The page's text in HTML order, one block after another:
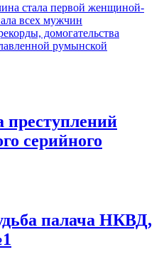
стала первой женщиной-
всех мужчин
домогательства
румынской
преступлений
серийного
палача НКВД,